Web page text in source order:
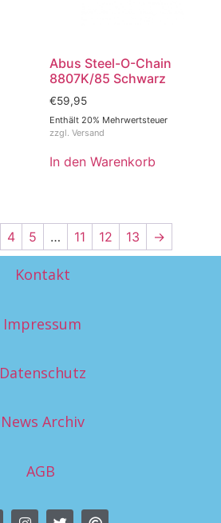
Abus Steel-O-Chain
8807K/85 Schwarz
€59,95
Enthält 20% Mehrwertsteuer
zzgl. Versand
In den Warenkorb
4 5 … 11 12 13 →
Kontakt
Impressum
Datenschutz
News Archiv
AGB